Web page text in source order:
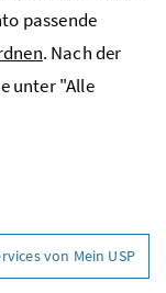
passende
. Nach der
unter "Alle
von Mein USP